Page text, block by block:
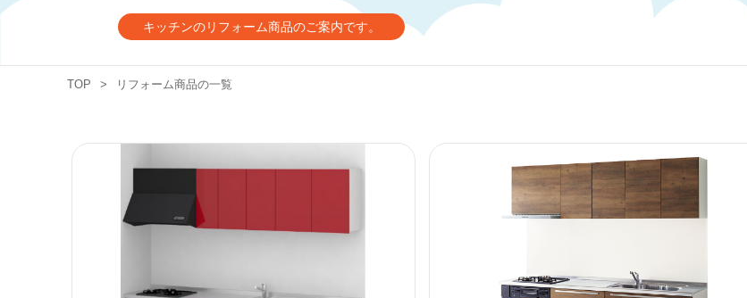
キッチンのリフォーム商品のご案内です。
TOP > リフォーム商品の一覧